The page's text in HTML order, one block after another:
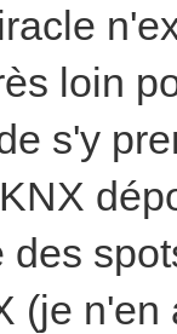
loin
s'y
des
(je